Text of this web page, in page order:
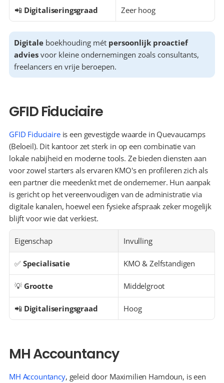
📲 Digitaliseringsgraad Zeer hoog
Digitale boekhouding mét persoonlijk proactief
advies voor kleine ondernemingen zoals consultants,
freelancers en vrije beroepen.
GFID Fiduciaire
GFID Fiduciaire is een gevestigde waarde in Quevaucamps
(Beloeil). Dit kantoor zet sterk in op een combinatie van
lokale nabijheid en moderne tools. Ze bieden diensten aan
voor zowel starters als ervaren KMO's en profileren zich als
een partner die meedenkt met de ondernemer. Hun aanpak
is gericht op het vereenvoudigen van de administratie via
digitale kanalen, hoewel een fysieke afspraak zeker mogelijk
blijft voor wie dat verkiest.
Eigenschap Invulling
✅ Specialisatie KMO & Zelfstandigen
💡 Grootte Middelgroot
📲 Digitaliseringsgraad Hoog
MH Accountancy
MH Accountancy, geleid door Maximilien Hamdoun, is een